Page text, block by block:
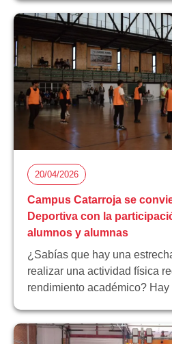
20/04/2026
Campus Catarroja se
Deportiva con la
alumnos y alumnas
¿Sabías que hay una
realizar una actividad física
rendimiento académico?